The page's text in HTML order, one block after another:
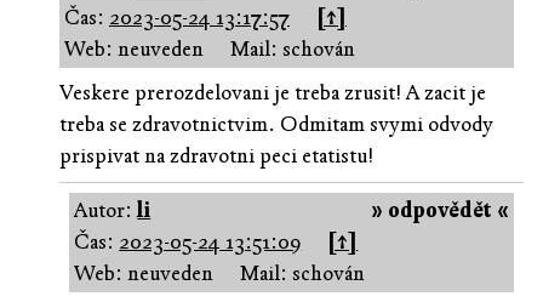
Čas: 2023-05-24 13:17:57
[↑]
Web: neuveden
Mail: schován
Veskere prerozdelovani je treba zrusit! A zacit je
treba se zdravotnictvim. Odmitam svymi odvody
prispivat na zdravotni peci etatistu!
» odpovědět «
Autor:li
Čas: 2023-05-24 13:51:09
[↑]
Web: neuveden
Mail: schován